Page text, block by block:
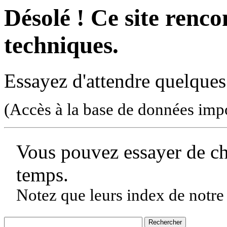
Désolé ! Ce site
techniques.
Essayez d'attendre
(Accès à la base de données
Vous pouvez essayer de
temps.
Notez que leurs index de